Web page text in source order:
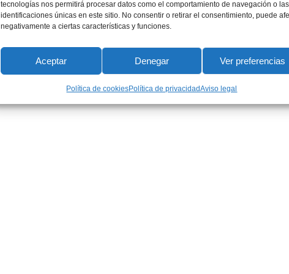
tecnologías nos permitirá procesar datos como el comportamiento de navegación o las
identificaciones únicas en este sitio. No consentir o retirar el consentimiento, puede
negativamente a ciertas características y funciones.
Aceptar Denegar Ver preferencias
Política de cookiesPolítica de privacidadAviso legal
Ultrasound
Expert Health Unit There are many
humour, or randomised words
going to use a passage of lorem